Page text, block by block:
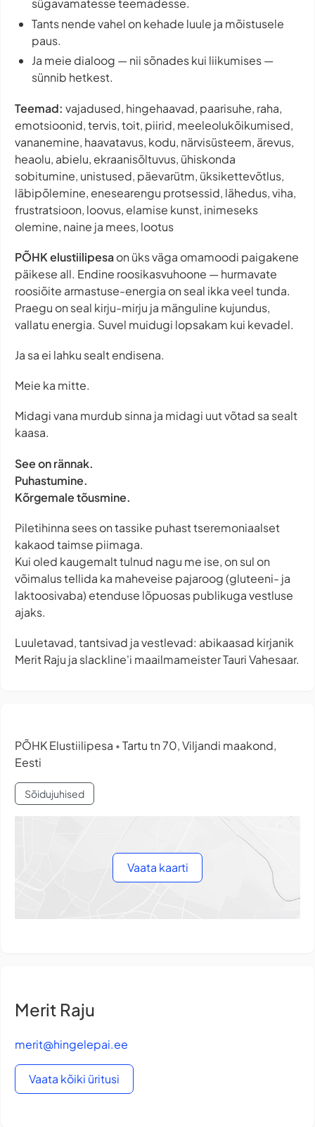
sügavamatesse teemadesse.
Tants nende vahel on kehade luule ja mõistusele
paus.
Ja meie dialoog — nii sõnades kui liikumises —
sünnib hetkest.
Teemad: vajadused, hingehaavad, paarisuhe, raha,
emotsioonid, tervis, toit, piirid, meeleolukõikumised,
vananemine, haavatavus, kodu, närvisüsteem, ärevus,
heaolu, abielu, ekraanisõltuvus, ühiskonda
sobitumine, unistused, päevarütm, üksikettevõtlus,
läbipõlemine, enesearengu protsessid, lähedus, viha,
frustratsioon, loovus, elamise kunst, inimeseks
olemine, naine ja mees, lootus
PÕHK elustiilipesaon üks väga omamoodi paigakene
päikese all. Endine roosikasvuhoone — hurmavate
roosiõite armastuse-energia on seal ikka veel tunda.
Praegu on seal kirju-mirju ja mänguline kujundus,
vallatu energia. Suvel muidugi lopsakam kui kevadel.
Ja sa ei lahku sealt endisena.
Meie ka mitte.
Midagi vana murdub sinna ja midagi uut võtad sa sealt
kaasa.
See on rännak.
Puhastumine.
Kõrgemale tõusmine.
Piletihinna sees on tassike puhast tseremoniaalset
kakaod taimse piimaga.
Kui oled kaugemalt tulnud nagu me ise, on sul on
võimalus tellida ka maheveise pajaroog (gluteeni- ja
laktoosivaba) etenduse lõpuosas publikuga vestluse
ajaks.
Luuletavad, tantsivad ja vestlevad: abikaasad kirjanik
Merit Raju ja slackline'i maailmameister Tauri Vahesaar.
PÕHK Elustiilipesa • Tartu tn 70, Viljandi maakond,
Eesti
Sõidujuhised
Vaata kaarti
Merit Raju
merit@hingelepai.ee
Vaata kõiki üritusi